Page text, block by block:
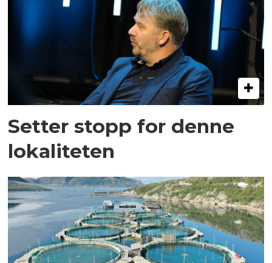
Setter stopp for denne
lokaliteten